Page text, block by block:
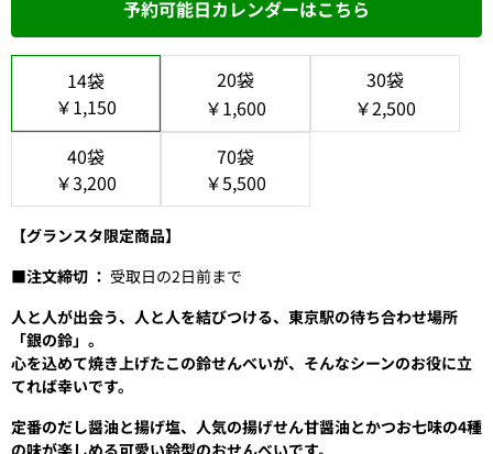
予約可能日カレンダーはこちら
14袋
￥1,150
20袋
￥1,600
30袋
￥2,500
40袋
￥3,200
70袋
￥5,500
【グランスタ限定商品】
■注文締切 ： 受取日の2日前まで
人と人が出会う、人と人を結びつける、東京駅の待ち合わせ場所
「銀の鈴」。
心を込めて焼き上げたこの鈴せんべいが、そんなシーンのお役に立
てれば幸いです。
定番のだし醤油と揚げ塩、人気の揚げせん甘醤油とかつお七味の4種
の味が楽しめる可愛い鈴型のおせんべいです。